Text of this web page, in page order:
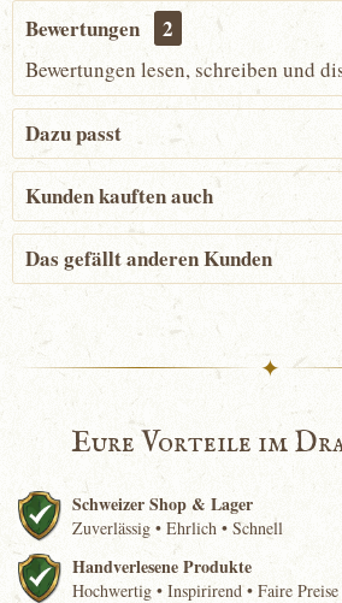
Bewertungen 2
Bewertungen lesen, schreiben und
Dazu passt
Kunden kauften auch
Das gefällt anderen Kunden
✦
Eure Vorteile im
Schweizer Shop & Lager
Zuverlässig • Ehrlich • Schnell
Handverlesene Produkte
Hochwertig • Inspirirend • Faire Preise